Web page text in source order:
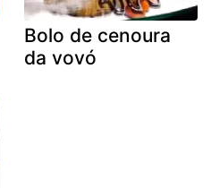
Bolo de cenoura
da vovó